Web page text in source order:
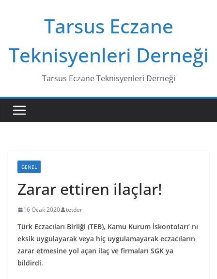
Tarsus Eczane
Teknisyenleri Derneği
Tarsus Eczane Teknisyenleri Derneği
GENEL
Zarar ettiren ilaçlar!
16 Ocak 2020 tetder
Türk Eczacıları Birliği (TEB), Kamu Kurum İskontoları’ nı
eksik uygulayarak veya hiç uygulamayarak eczacıların
zarar etmesine yol açan ilaç ve firmaları SGK ya
bildirdi.